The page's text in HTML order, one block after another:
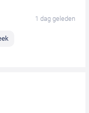
1 dag geleden